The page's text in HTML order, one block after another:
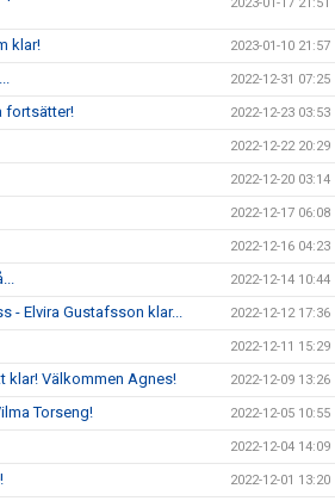
klar! 2023-01-10 21:57
2022-12-31 07:25
fortsätter! 2022-12-23 03:53
2022-12-22 20:29
2022-12-20 03:14
2022-12-17 06:08
2022-12-16 04:23
2022-12-14 10:44
- Elvira Gustafsson klar... 2022-12-12 17:36
2022-12-11 15:29
klar! Välkommen Agnes! 2022-12-09 13:26
Torseng! 2022-12-05 10:55
2022-12-04 14:09
2022-12-01 13:20